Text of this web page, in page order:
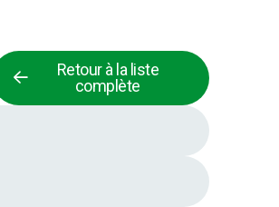
Retour à la liste
complète